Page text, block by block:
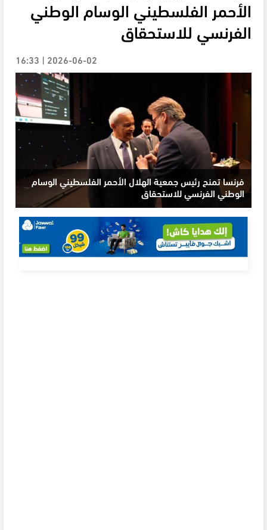
الأحمر الفلسطيني الوسام الوطني
الفرنسي للاستحقاق
2026-06-02 | 16:33
فرنسا تمنح رئيس جمعية الهلال الأحمر الفلسطيني الوسام
الوطني الفرنسي للاستحقاق